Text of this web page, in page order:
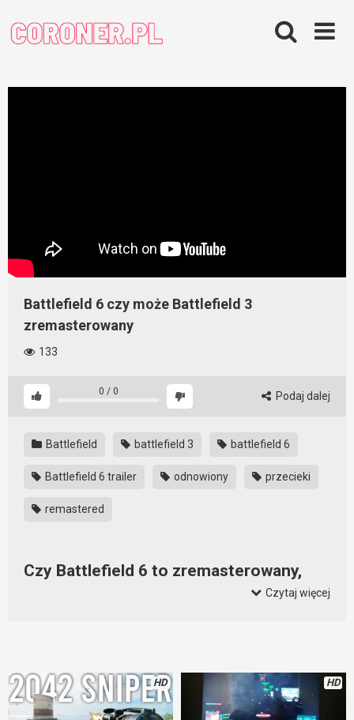
content
Battlefield 6 czy może Battlefield 3
zremasterowany
133
0 / 0 Podaj dalej
Battlefield battlefield 3 battlefield 6
Battlefield 6 trailer odnowiony przecieki
remastered
Czy Battlefield 6 to zremasterowany,
3. Gracze od dłuższego czasu zachodzą w głowę nad
rozwiązaniem tej zagadki. W sieci pojawia się coraz więcej
informacji, czasem takich, które wydają się wzajemnie
Czytaj więcej
HD HD